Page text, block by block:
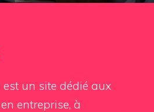
est un site dédié aux
entreprise, à